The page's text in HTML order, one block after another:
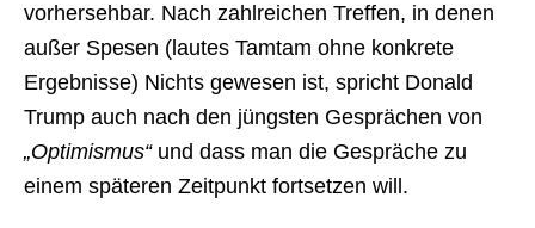
vorhersehbar. Nach zahlreichen Treffen, in denen
außer Spesen (lautes Tamtam ohne konkrete
Ergebnisse) Nichts gewesen ist, spricht Donald
Trump auch nach den jüngsten Gesprächen von
„Optimismus“und dass man die Gespräche zu
einem späteren Zeitpunkt fortsetzen will.